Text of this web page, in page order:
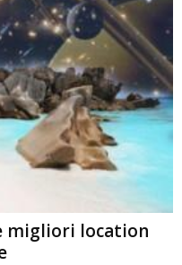
migliori location